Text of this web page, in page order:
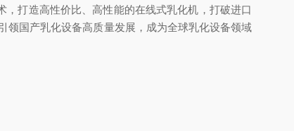
，打造高性价比、高性能的在线式乳化机，打破进口
领国产乳化设备高质量发展，成为全球乳化设备领域